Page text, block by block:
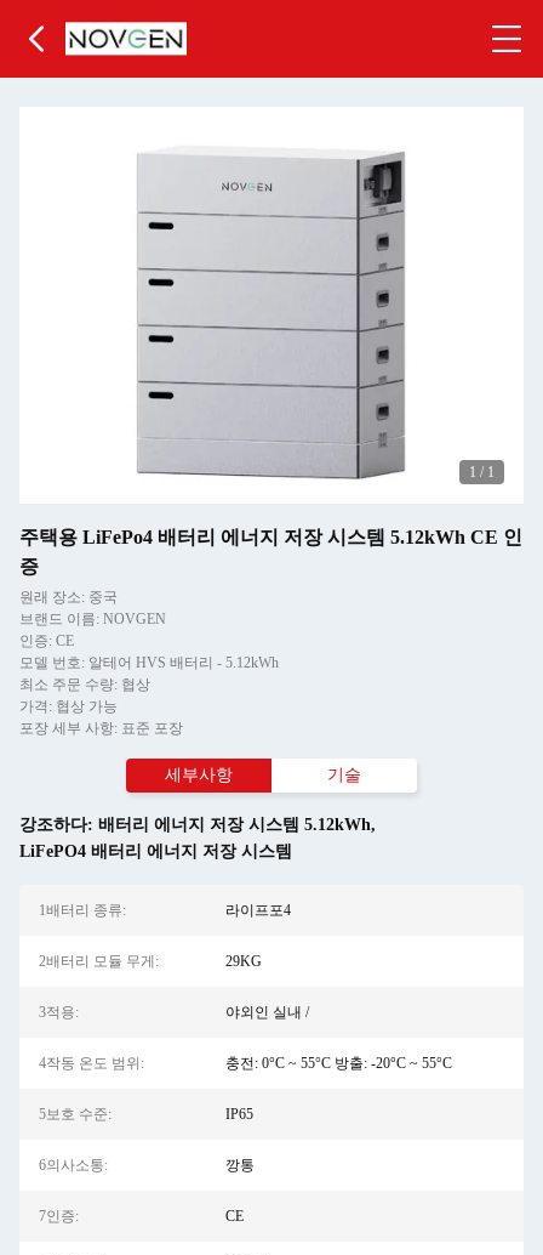
1 / 1
주택용 LiFePo4 배터리 에너지 저장 시스템 5.12kWh CE 인
증
원래 장소: 중국
브랜드 이름: NOVGEN
인증: CE
모델 번호: 알테어 HVS 배터리 - 5.12kWh
최소 주문 수량: 협상
가격: 협상 가능
포장 세부 사항: 표준 포장
세부사항 기술
강조하다: 배터리 에너지 저장 시스템 5.12kWh,
LiFePO4 배터리 에너지 저장 시스템
1배터리 종류: 라이프포4
2배터리 모듈 무게: 29KG
3적용: 야외인 실내 /
4작동 온도 범위: 충전: 0°C ~ 55°C 방출: -20°C ~ 55°C
5보호 수준: IP65
6의사소통: 깡통
7인증: CE